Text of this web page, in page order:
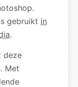
gebruikt in
.
deze
Met